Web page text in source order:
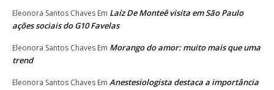
Eleonora Santos Chaves Em Laíz De Monteê visita em São Paulo
ações sociais do G10 Favelas
Eleonora Santos Chaves Em Morango do amor: muito mais que uma
trend
Eleonora Santos Chaves Em Anestesiologista destaca a importância